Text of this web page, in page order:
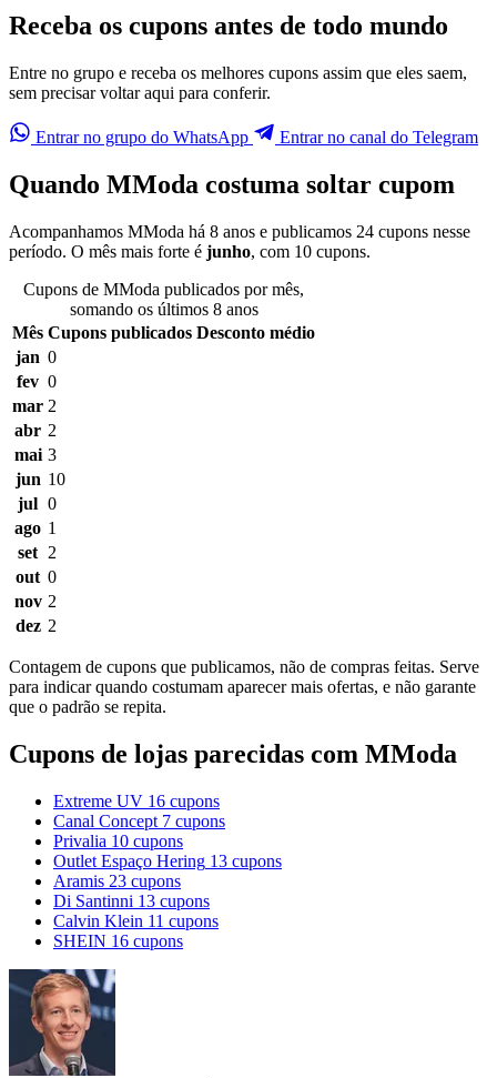
Receba os cupons antes de todo mundo
Entre no grupo e receba os melhores cupons assim que eles saem,
sem precisar voltar aqui para conferir.
Entrar no grupo do WhatsApp Entrar no canal do Telegram
Quando MModa costuma soltar cupom
Acompanhamos MModa há 8 anos e publicamos 24 cupons nesse
período. O mês mais forte é junho, com 10 cupons.
Cupons de MModa publicados por mês,
somando os últimos 8 anos
Mês Cupons publicados Desconto médio
jan 0
fev 0
mar 2
abr 2
mai 3
jun 10
jul 0
ago 1
set 2
out 0
nov 2
dez 2
Contagem de cupons que publicamos, não de compras feitas. Serve
para indicar quando costumam aparecer mais ofertas, e não garante
que o padrão se repita.
Cupons de lojas parecidas com MModa
Extreme UV 16 cupons
Canal Concept 7 cupons
Privalia 10 cupons
Outlet Espaço Hering 13 cupons
Aramis 23 cupons
Di Santinni 13 cupons
Calvin Klein 11 cupons
SHEIN 16 cupons